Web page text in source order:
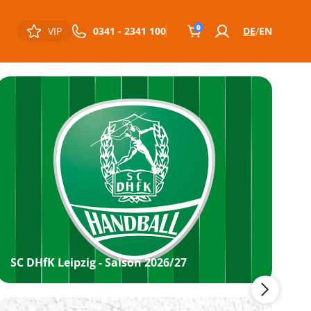
VIP 0341 - 2341 100 0 DE EN
SC DHfK Leipzig - Saison 2026/27